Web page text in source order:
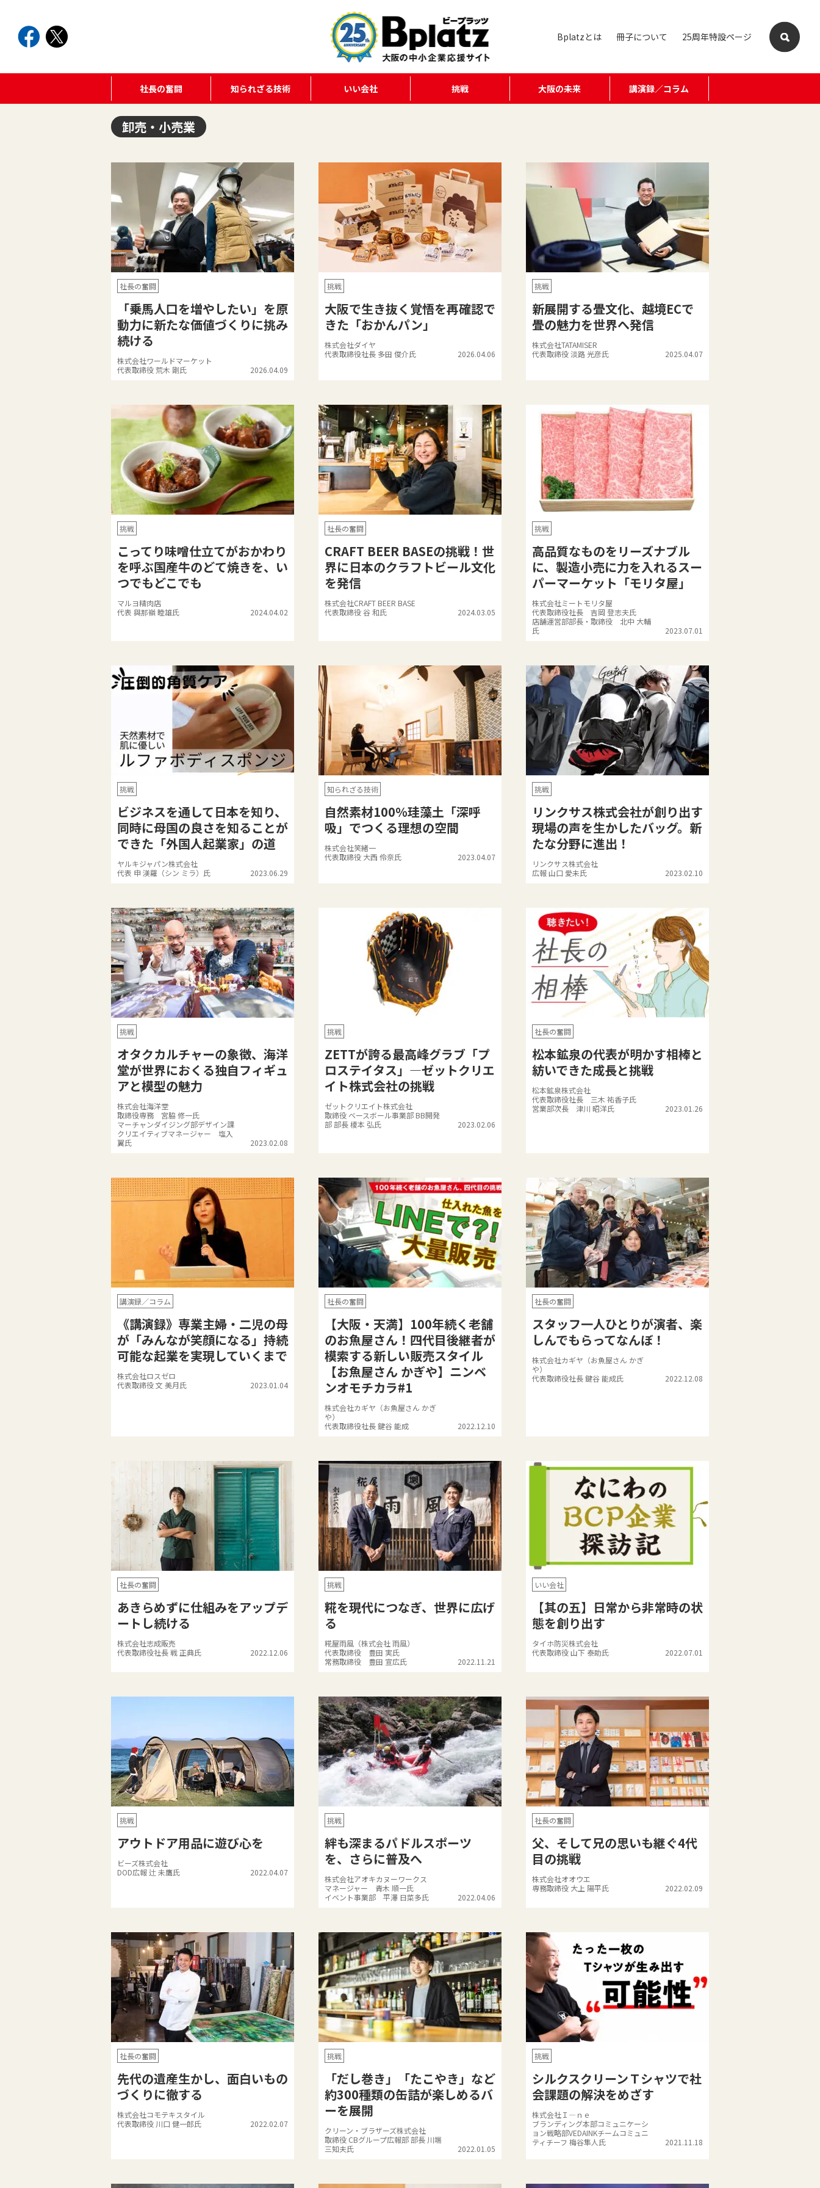
Bplatzとは 冊子について 25周年特設ページ
社長の奮闘 知られざる技術 いい会社 挑戦 大阪の未来 講演録／コラム
卸売・小売業
社長の奮闘
「乗馬人口を増やしたい」を原
動力に新たな価値づくりに挑み
続ける
株式会社ワールドマーケット
代表取締役 荒木 剛氏
2026.04.09
挑戦
大阪で生き抜く覚悟を再確認で
きた「おかんパン」
株式会社ダイヤ
代表取締役社長 多田 俊介氏
2026.04.06
挑戦
新展開する畳文化、越境ECで
畳の魅力を世界へ発信
株式会社TATAMISER
代表取締役 淡路 光彦氏
2025.04.07
挑戦
こってり味噌仕立てがおかわり
を呼ぶ国産牛のどて焼きを、い
つでもどこでも
マルヨ精肉店
代表 與那嶺 睦雄氏
2024.04.02
社長の奮闘
CRAFT BEER BASEの挑戦！世
界に日本のクラフトビール文化
を発信
株式会社CRAFT BEER BASE
代表取締役 谷 和氏
2024.03.05
挑戦
高品質なものをリーズナブル
に、製造小売に力を入れるスー
パーマーケット「モリタ屋」
株式会社ミートモリタ屋
代表取締役社長 吉岡 登志夫氏
店舗運営部部長・取締役 北中 大輔
氏
2023.07.01
挑戦
ビジネスを通して日本を知り、
同時に母国の良さを知ることが
できた「外国人起業家」の道
ヤルキジャパン株式会社
代表 申 渼羅（シン ミラ）氏
2023.06.29
知られざる技術
自然素材100％珪藻土「深呼
吸」でつくる理想の空間
株式会社笑緒一
代表取締役 大西 伶奈氏
2023.04.07
挑戦
リンクサス株式会社が創り出す
現場の声を生かしたバッグ。新
たな分野に進出！
リンクサス株式会社
広報 山口 愛未氏
2023.02.10
挑戦
オタクカルチャーの象徴、海洋
堂が世界におくる独自フィギュ
アと模型の魅力
株式会社海洋堂
取締役専務 宮脇 修一氏
マーチャンダイジング部デザイン課
クリエイティブマネージャー 塩入
翼氏
2023.02.08
挑戦
ZETTが誇る最高峰グラブ「プ
ロステイタス」—ゼットクリエ
イト株式会社の挑戦
ゼットクリエイト株式会社
取締役 ベースボール事業部 BB開発
部 部長 榎本 弘氏
2023.02.06
社長の奮闘
松本鉱泉の代表が明かす相棒と
紡いできた成長と挑戦
松本鉱泉株式会社
代表取締役社長 三木 祐香子氏
営業部次長 津川 昭洋氏
2023.01.26
講演録／コラム
《講演録》専業主婦・二児の母
が「みんなが笑顔になる」持続
可能な起業を実現していくまで
株式会社ロスゼロ
代表取締役 文 美月氏
2023.01.04
社長の奮闘
【大阪・天満】100年続く老舗
のお魚屋さん！四代目後継者が
模索する新しい販売スタイル
【お魚屋さん かぎや】ニンベ
ンオモチカラ#1
株式会社カギヤ（お魚屋さん かぎ
や）
代表取締役社長 鍵谷 能成
2022.12.10
社長の奮闘
スタッフ一人ひとりが演者、楽
しんでもらってなんぼ！
株式会社カギヤ（お魚屋さん かぎ
や）
代表取締役社長 鍵谷 能成氏
2022.12.08
社長の奮闘
あきらめずに仕組みをアップデ
ートし続ける
株式会社志成販売
代表取締役社長 戦 正典氏
2022.12.06
挑戦
糀を現代につなぎ、世界に広げ
る
糀屋雨風（株式会社 雨風）
代表取締役 豊田 実氏
常務取締役 豊田 宣広氏
2022.11.21
いい会社
【其の五】日常から非常時の状
態を創り出す
タイホ防災株式会社
代表取締役 山下 泰助氏
2022.07.01
挑戦
アウトドア用品に遊び心を
ビーズ株式会社
DOD広報 辻 未鷹氏
2022.04.07
挑戦
絆も深まるパドルスポーツ
を、さらに普及へ
株式会社アオキカヌーワークス
マネージャー 青木 順一氏
イベント事業部 平澤 日菜多氏
2022.04.06
社長の奮闘
父、そして兄の思いも継ぐ4代
目の挑戦
株式会社オオウエ
専務取締役 大上 陽平氏
2022.02.09
社長の奮闘
先代の遺産生かし、面白いもの
づくりに徹する
株式会社コモテキスタイル
代表取締役 川口 健一郎氏
2022.02.07
挑戦
「だし巻き」「たこやき」など
約300種類の缶詰が楽しめるバ
ーを展開
クリーン・ブラザーズ株式会社
取締役 CBグループ広報部 部長 川端
三知夫氏
2022.01.05
挑戦
シルクスクリーンＴシャツで社
会課題の解決をめざす
株式会社Ｉ―ｎｅ
ブランディング本部コミュニケーシ
ョン戦略部VEDAINKチームコミュニ
ティチーフ 梅谷隼人氏
2021.11.18